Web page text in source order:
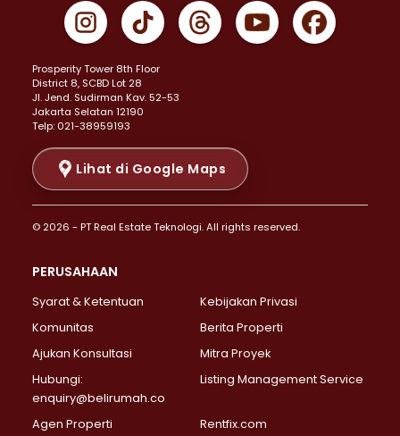
Properti Dijual di Gambir >
Properti Dijual di Johar Baru >
Properti Dijual di Menteng >
Properti Dijual di Senen >
Properti Dijual di Tanah Abang >
Properti Dijual di Cikini >
Properti Dijual di Kramat >
Properti Dijual di Pasar Baru >
Properti Dijual di Bendungan Hilir >
Properti Dijual di Jakarta Selatan >
Properti Dijual di Lebak Bulus >
Properti Dijual di Gandaria Selatan >
Properti Dijual di Pondok Labu >
Properti Dijual di Lenteng Agung >
Properti Dijual di Senayan >
Properti Dijual di Pondok Pinang >
Prosperity Tower 8th Floor
District 8, SCBD Lot 28
JI. Jend. Sudirman Kav. 52-53
Jakarta Selatan 12190
Telp: 021-38959193
Lihat di Google Maps
© 2026 - PT Real Estate Teknologi. All rights reserved.
PERUSAHAAN
Syarat & Ketentuan
Kebijakan Privasi
Komunitas
Berita Properti
Ajukan Konsultasi
Mitra Proyek
Hubungi:
enquiry@belirumah.co
Listing Management Service
Agen Properti Rentfix.com